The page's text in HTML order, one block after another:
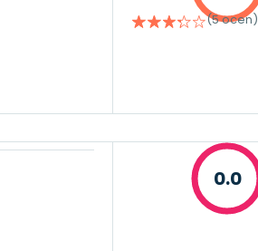
(5 ocen)
0.0